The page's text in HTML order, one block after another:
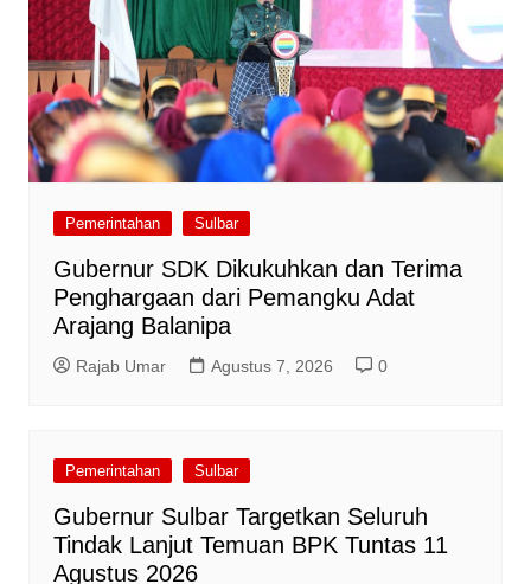
Pemerintahan Sulbar
Gubernur SDK Dikukuhkan dan Terima
Penghargaan dari Pemangku Adat
Arajang Balanipa
Rajab Umar Agustus 7, 2026 0
Pemerintahan Sulbar
Gubernur Sulbar Targetkan Seluruh
Tindak Lanjut Temuan BPK Tuntas 11
Agustus 2026